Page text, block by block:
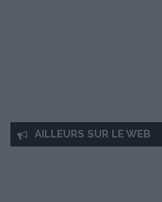
AILLEURS SUR LE WEB